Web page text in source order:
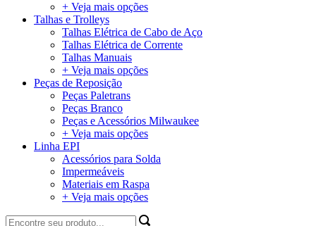
+ Veja mais opções
Talhas e Trolleys
Talhas Elétrica de Cabo de Aço
Talhas Elétrica de Corrente
Talhas Manuais
+ Veja mais opções
Peças de Reposição
Peças Paletrans
Peças Branco
Peças e Acessórios Milwaukee
+ Veja mais opções
Linha EPI
Acessórios para Solda
Impermeáveis
Materiais em Raspa
+ Veja mais opções